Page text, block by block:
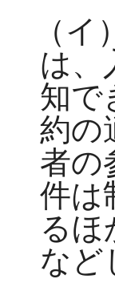
（
は、
知で
約の
者の
件は
るほ
など